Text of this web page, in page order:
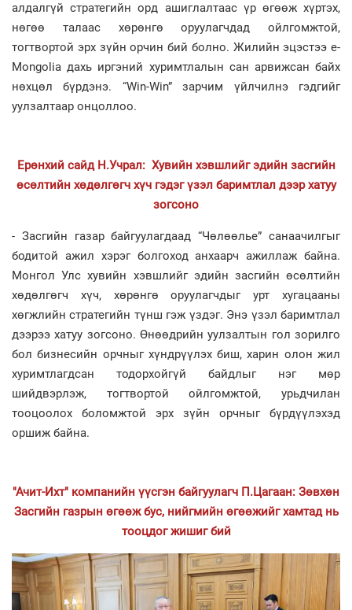
алдалгүй стратегийн орд ашиглалтаас үр өгөөж хүртэх,
нөгөө талаас хөрөнгө оруулагчдад ойлгомжтой,
тогтвортой эрх зүйн орчин бий болно. Жилийн эцэстээ e-
Mongolia дахь иргэний хуримтлалын сан арвижсан байх
нөхцөл бүрдэнэ. “Win-Win” зарчим үйлчилнэ гэдгийг
уулзалтаар онцоллоо.
Ерөнхий сайд Н.Учрал: Хувийн хэвшлийг эдийн засгийн
өсөлтийн хөдөлгөгч хүч гэдэг үзэл баримтлал дээр хатуу
зогсоно
- Засгийн газар байгуулагдаад “Чөлөөлье” санаачилгыг
бодитой ажил хэрэг болгоход анхаарч ажиллаж байна.
Монгол Улс хувийн хэвшлийг эдийн засгийн өсөлтийн
хөдөлгөгч хүч, хөрөнгө оруулагчдыг урт хугацааны
хөгжлийн стратегийн түнш гэж үздэг. Энэ үзэл баримтлал
дээрээ хатуу зогсоно. Өнөөдрийн уулзалтын гол зорилго
бол бизнесийн орчныг хүндрүүлэх биш, харин олон жил
хуримтлагдсан тодорхойгүй байдлыг нэг мөр
шийдвэрлэж, тогтвортой ойлгомжтой, урьдчилан
тооцоолох боломжтой эрх зүйн орчныг бүрдүүлэхэд
оршиж байна.
"Ачит-Ихт" компанийн үүсгэн байгуулагч П.Цагаан: Зөвхөн
Засгийн газрын өгөөж бус, нийгмийн өгөөжийг хамтад нь
тооцдог жишиг бий